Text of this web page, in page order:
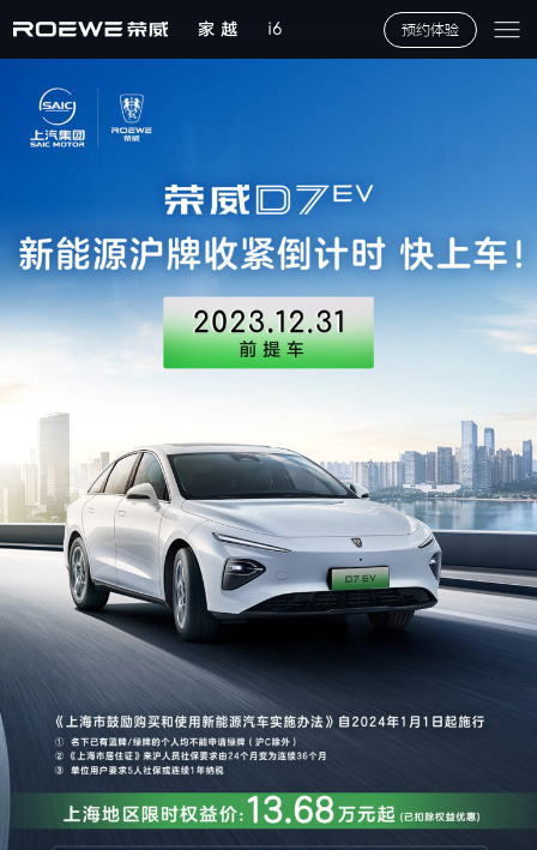
家 越 i6 预约体验